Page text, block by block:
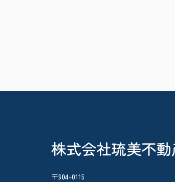
株式会社琉美不
〒904-0115